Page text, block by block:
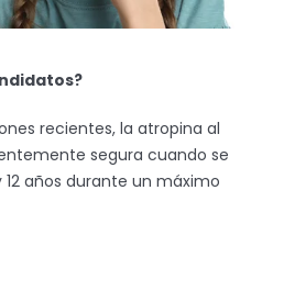
recientes, la atropina al
segura cuando se
años durante un máximo